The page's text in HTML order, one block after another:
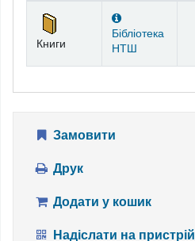
Фонди
Книги
Бібліотека
НТШ
Замовити
Друк
Додати у кошик
Надіслати на пристрій